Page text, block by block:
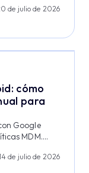
de julio de 2026
cómo
para
Google
MDM....
de julio de 2026